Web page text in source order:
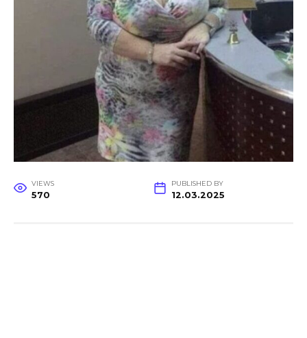
VIEWS
570
PUBLISHED BY
12.03.2025